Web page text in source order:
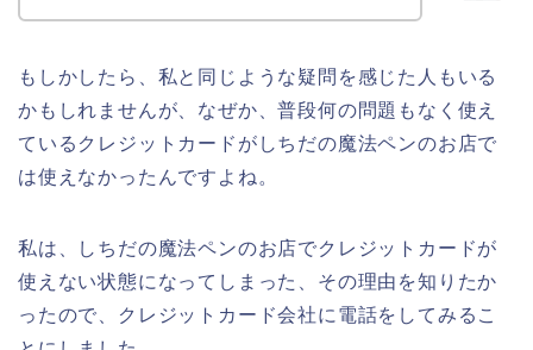
もしかしたら、私と同じような疑問を感じた人もいる
かもしれませんが、なぜか、普段何の問題もなく使え
ているクレジットカードがしちだの魔法ペンのお店で
は使えなかったんですよね。
私は、しちだの魔法ペンのお店でクレジットカードが
使えない状態になってしまった、その理由を知りたか
ったので、クレジットカード会社に電話をしてみるこ